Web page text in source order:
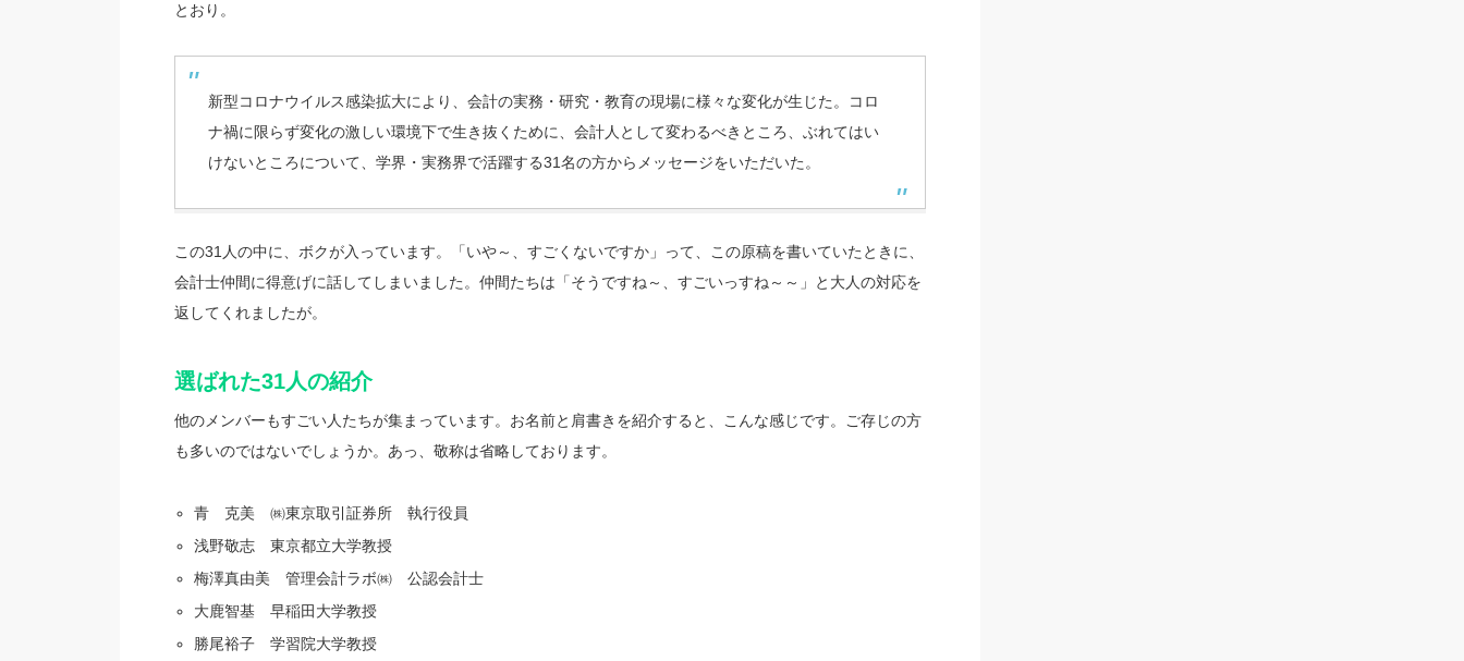
とおり。
新型コロナウイルス感染拡大により、会計の実務・研究・教育の現場に様々な変化が生じた。コロ
ナ禍に限らず変化の激しい環境下で生き抜くために、会計人として変わるべきところ、ぶれてはい
けないところについて、学界・実務界で活躍する31名の方からメッセージをいただいた。
この31人の中に、ボクが入っています。「いや～、すごくないですか」って、この原稿を書いていたときに、
会計士仲間に得意げに話してしまいました。仲間たちは「そうですね～、すごいっすね～～」と大人の対応を
返してくれましたが。
選ばれた31人の紹介
他のメンバーもすごい人たちが集まっています。お名前と肩書きを紹介すると、こんな感じです。ご存じの方
も多いのではないでしょうか。あっ、敬称は省略しております。
青 克美 ㈱東京取引証券所 執行役員
浅野敬志 東京都立大学教授
梅澤真由美 管理会計ラボ㈱ 公認会計士
大鹿智基 早稲田大学教授
勝尾裕子 学習院大学教授